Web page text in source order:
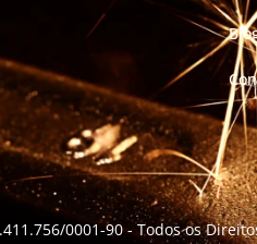
0001-90- Todos os